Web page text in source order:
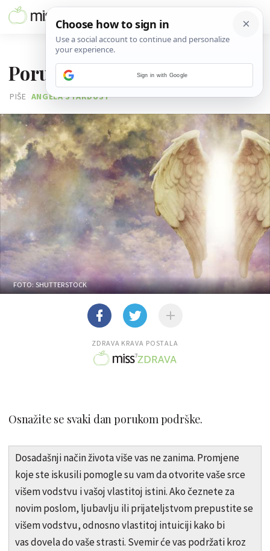
Poruka podrške za petak
PIŠE ANGELA STARDUST
FOTO: SHUTTERSTOCK
ZDRAVA KRAVA POSTALA
Osnažite se svaki dan porukom podrške.
Dosadašnji način života više vas ne zanima. Promjene
koje ste iskusili pomogle su vam da otvorite vaše srce
višem vodstvu i vašoj vlastitoj istini. Ako čeznete za
novim poslom, ljubavlju ili prijateljstvom prepustite se
višem vodstvu, odnosno vlastitoj intuiciji kako bi
vas dovela do vaše strasti. Svemir će vas podržati kroz
Sign in with Google